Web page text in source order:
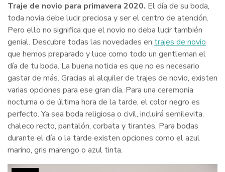
Traje de novio para primavera 2020. El día de su boda,
toda novia debe lucir preciosa y ser el centro de atención.
Pero ello no significa que el novio no deba lucir también
genial. Descubre todas las novedades en trajes de novio
que hemos preparado y luce como todo un gentleman el
día de tu boda. La buena noticia es que no es necesario
gastar de más. Gracias al alquiler de trajes de novio, existen
varias opciones para ese gran día. Para una ceremonia
nocturna o de última hora de la tarde, el color negro es
perfecto. Ya sea boda religiosa o civil, incluirá semilevita,
chaleco recto, pantalón, corbata y tirantes. Para bodas
durante el día o la tarde existen opciones como el azul
marino, gris marengo o azul tinta.